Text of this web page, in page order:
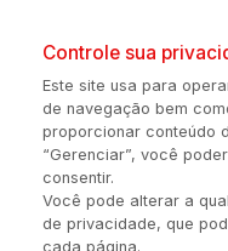
(54) 98434-8385
Política de privacidade
Controle sua
Este site usa para
de navegação bem
proporcionar conteúdo
“Gerenciar”, você
consentir.
Você pode alterar a
de privacidade, que
cada página.